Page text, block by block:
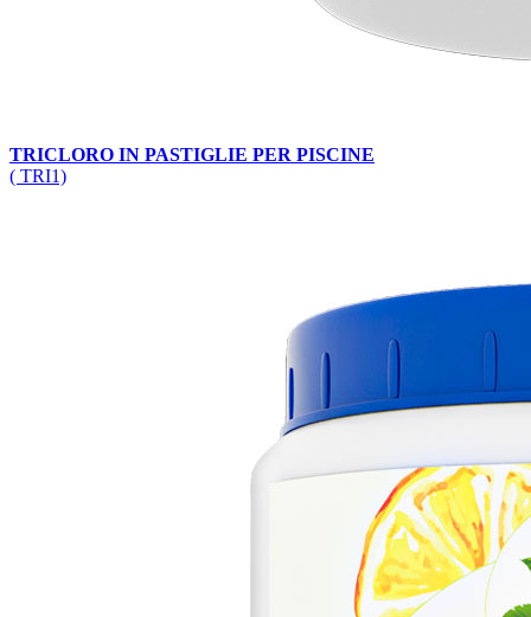
TRICLORO IN PASTIGLIE PER PISCINE
( TRI1)